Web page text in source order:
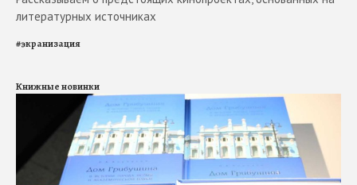
литературных источниках
#экранизация
Книжные новинки